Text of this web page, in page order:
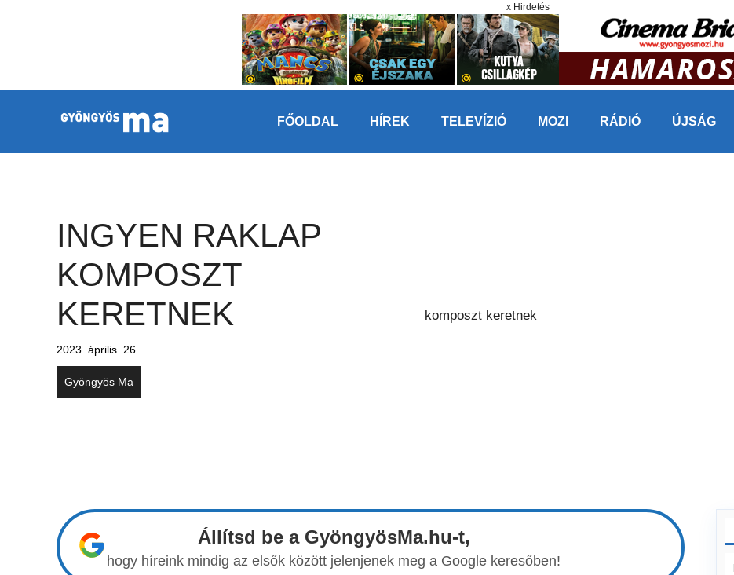
x Hirdetés
FŐOLDAL HÍREK TELEVÍZIÓ MOZI RÁDIÓ ÚJSÁG
INGYEN RAKLAP
KOMPOSZT
KERETNEK
2023. április. 26.
Gyöngyös Ma
Állítsd be a GyöngyösMa.hu-t,
hogy híreink mindig az elsők között jelenjenek meg a Google keresőben!